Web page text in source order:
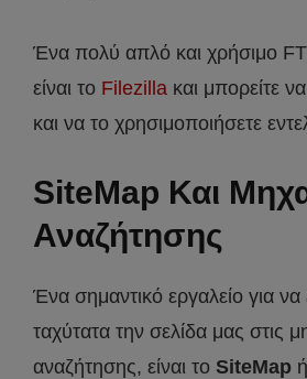
Ένα πολύ απλό και χρήσιμο
είναι το Filezilla και μπορείτε
και να το χρησιμοποιήσετε
SiteMap Και
Αναζήτησης
Ένα σημαντικό εργαλείο για
ταχύτατα την σελίδα μας στις
αναζήτησης, είναι το SiteMap ή